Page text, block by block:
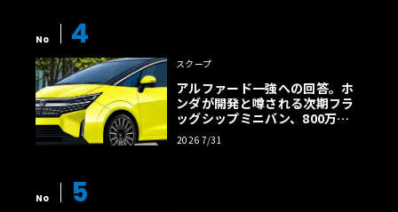
No 4
スクープ
アルファード一強への回答。ホ
ンダが開発と噂される次期フラ
ッグシップミニバン、800万円
超の勝算【予想CG】
2026 7/31
No 5